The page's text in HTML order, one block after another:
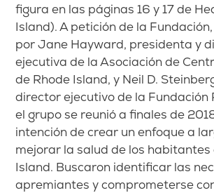
figura en las páginas 16 y 17 de
Island). A petición de la
por Jane Hayward, presidenta y
ejecutiva de la Asociación de
de Rhode Island, y Neil D.
director ejecutivo de la Fundación
el grupo se reunió a finales de
intención de crear un enfoque a
mejorar la salud de los habitantes
Island. Buscaron identificar las
apremiantes y comprometerse